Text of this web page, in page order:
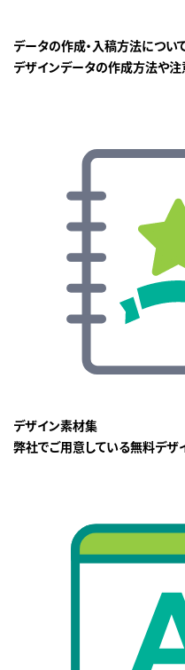
データの作成・入稿方法につい
デザインデータの作成方法や注
デザイン素材集
弊社でご用意している無料デザ